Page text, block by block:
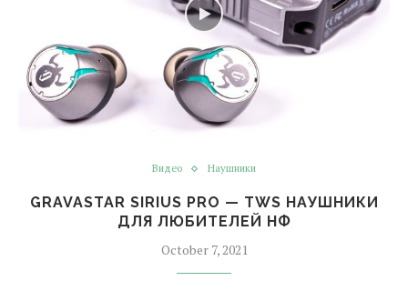
Видео Наушники
GRAVASTAR SIRIUS PRO — TWS НАУШНИКИ
ДЛЯ ЛЮБИТЕЛЕЙ НФ
October 7, 2021